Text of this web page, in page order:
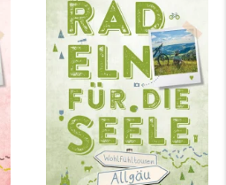
Allgäu. Radeln für die
Seele
mehr Infos …